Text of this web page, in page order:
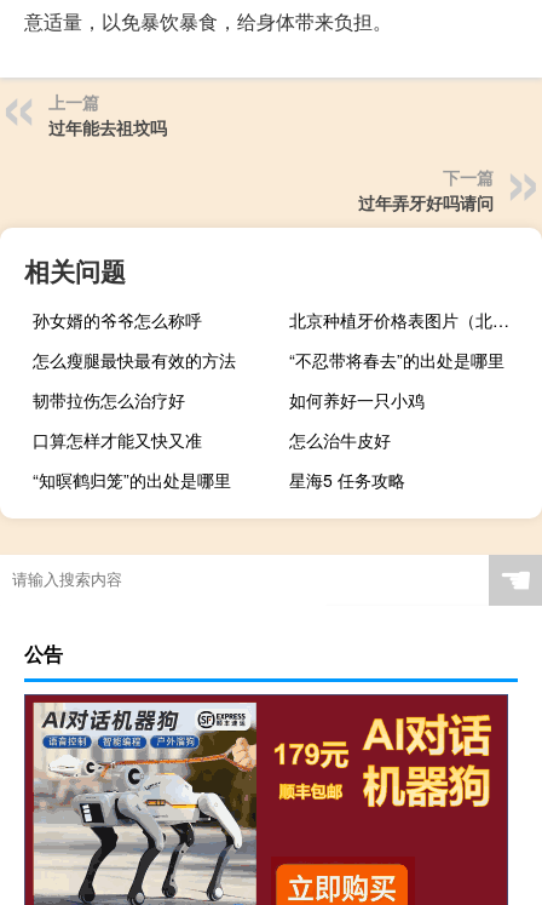
意适量，以免暴饮暴食，给身体带来负担。
上一篇
过年能去祖坟吗
下一篇
过年弄牙好吗请问
相关问题
孙女婿的爷爷怎么称呼
北京种植牙价格表图片（北京种植牙价格表）
怎么瘦腿最快最有效的方法
“不忍带将春去”的出处是哪里
韧带拉伤怎么治疗好
如何养好一只小鸡
口算怎样才能又快又准
怎么治牛皮好
“知暝鹤归笼”的出处是哪里
星海5 任务攻略
☚
公告